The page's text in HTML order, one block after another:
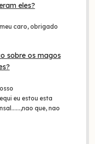
eles?
caro, obrigado
sobre os magos
eu estou esta
que, nao